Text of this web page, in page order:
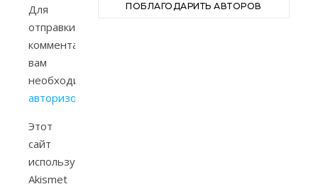
Для
отправки
комментария
вам
необходимо
авторизоваться
Этот
сайт
использует
Akismet
ПОБЛАГОДАРИТЬ АВТОРОВ